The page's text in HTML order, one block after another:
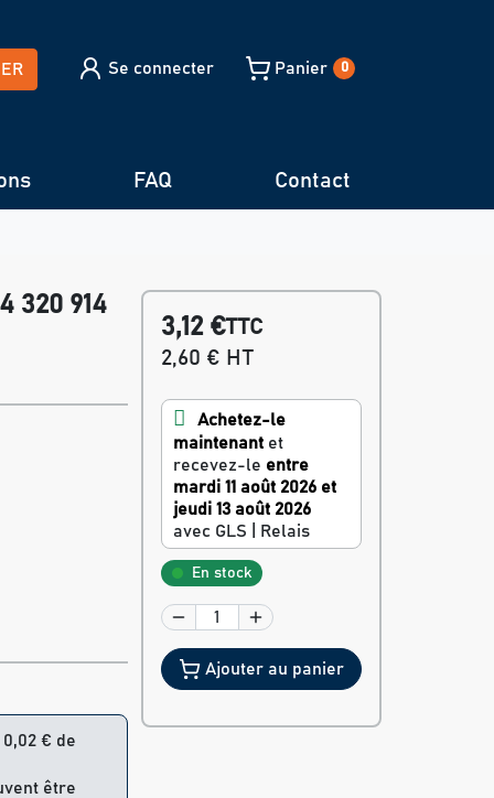
Se connecter Panier 0
FAQ Contact
320 914
0,02 € de
être
3,12 €TTC
2,60 € HT
Achetez-le
maintenantet
recevez-le entre
mardi 11 août 2026 et
jeudi 13 août 2026
avec GLS | Relais
En stock
Ajouter au panier